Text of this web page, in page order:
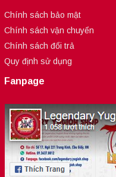
Chính sách bảo mật
Chính sách vận chuyển
Chính sách đổi trả
Quy định sử dụng
Fanpage